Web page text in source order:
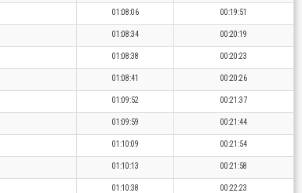
01:08:06 00:19:51
01:08:34 00:20:19
01:08:38 00:20:23
01:08:41 00:20:26
01:09:52 00:21:37
01:09:59 00:21:44
01:10:09 00:21:54
01:10:13 00:21:58
01:10:38 00:22:23